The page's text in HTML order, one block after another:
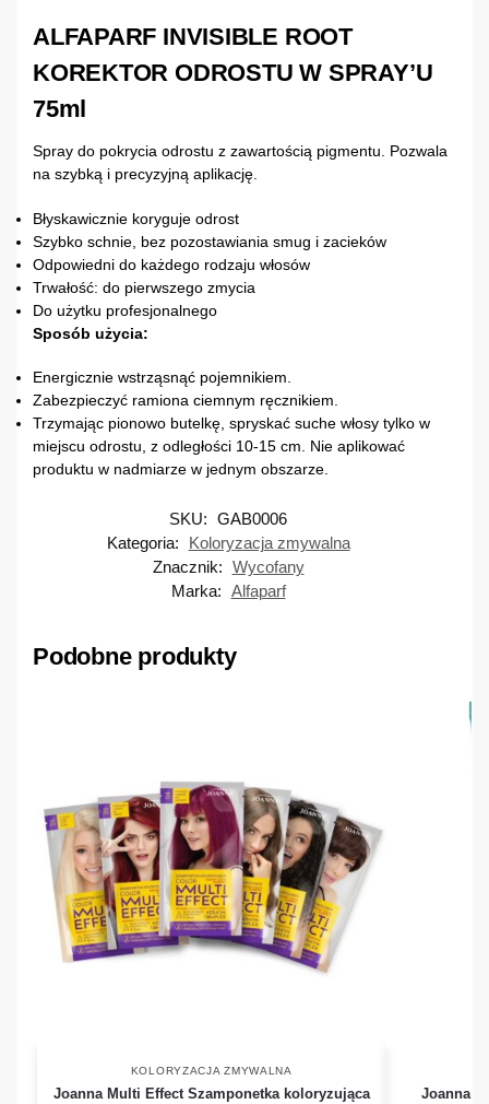
ALFAPARF INVISIBLE ROOT
KOREKTOR ODROSTU W SPRAY’U
75ml
Spray do pokrycia odrostu z zawartością pigmentu. Pozwala
na szybką i precyzyjną aplikację.
Błyskawicznie koryguje odrost
Szybko schnie, bez pozostawiania smug i zacieków
Odpowiedni do każdego rodzaju włosów
Trwałość: do pierwszego zmycia
Do użytku profesjonalnego
Sposób użycia:
Energicznie wstrząsnąć pojemnikiem.
Zabezpieczyć ramiona ciemnym ręcznikiem.
Trzymając pionowo butelkę, spryskać suche włosy tylko w
miejscu odrostu, z odległości 10-15 cm. Nie aplikować
produktu w nadmiarze w jednym obszarze.
SKU: GAB0006
Kategoria:
Koloryzacja zmywalna
Znacznik: Wycofany
Marka: Alfaparf
Podobne produkty
KOLORYZACJA ZMYWALNA
Joanna Multi Effect Szamponetka koloryzująca
Joanna